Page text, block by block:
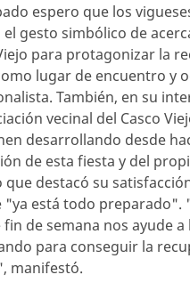
espero que los
gesto simbólico de
para protagonizar la
lugar de encuentro y
También, en su
vecinal del Casco
desarrollando desde
de esta fiesta y del
destacó su
está todo preparado".
de semana nos ayude a
para conseguir la
manifestó.